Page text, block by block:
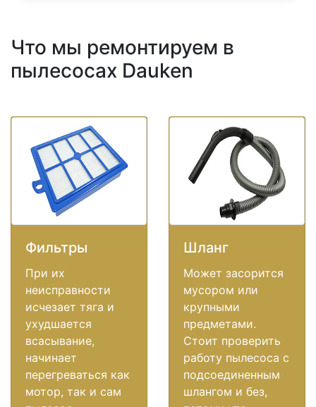
Что мы ремонтируем в
пылесосах Dauken
Фильтры
При их
неисправности
исчезает тяга и
ухудшается
всасывание,
начинает
перегреваться как
мотор, так и сам
Шланг
Может засорится
мусором или
крупными
предметами.
Стоит проверить
работу пылесоса с
подсоединенным
шлангом и без,